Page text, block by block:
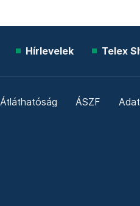
Hírlevelek Telex
Átláthatóság ÁSZF